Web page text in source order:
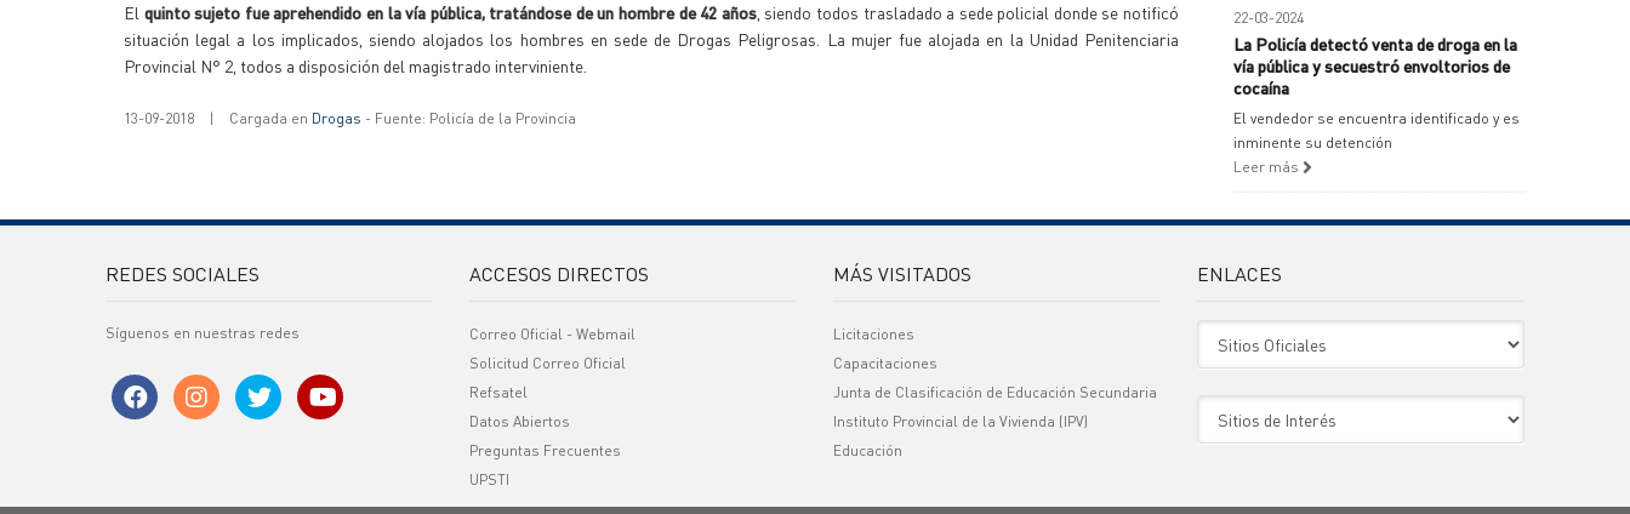
El quinto sujeto fue aprehendido en la vía pública, tratándose de un hombre de 42 años, siendo todos trasladado a sede policial donde se notificó
situación legal a los implicados, siendo alojados los hombres en sede de Drogas Peligrosas. La mujer fue alojada en la Unidad Penitenciaria
Provincial N° 2, todos a disposición del magistrado interviniente.
13-09-2018 | Cargada en Drogas - Fuente: Policía de la Provincia
22-03-2024
La Policía detectó venta de droga en la
vía pública y secuestró envoltorios de
cocaína
El vendedor se encuentra identificado y es
inminente su detención
Leer más
REDES SOCIALES
Síguenos en nuestras redes
ACCESOS DIRECTOS
Correo Oficial - Webmail
Solicitud Correo Oficial
Refsatel
Datos Abiertos
Preguntas Frecuentes
UPSTI
MÁS VISITADOS
Licitaciones
Capacitaciones
Junta de Clasificación de Educación Secundaria
Instituto Provincial de la Vivienda (IPV)
Educación
ENLACES